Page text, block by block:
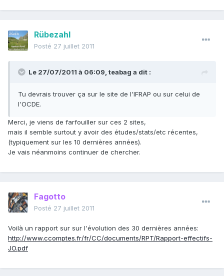
Rübezahl
Posté 27 juillet 2011
Le 27/07/2011 à 06:09, teabag a dit :
Tu devrais trouver ça sur le site de l'IFRAP ou sur celui de
l'OCDE.
Merci, je viens de farfouiller sur ces 2 sites,
mais il semble surtout y avoir des études/stats/etc récentes,
(typiquement sur les 10 dernières années).
Je vais néanmoins continuer de chercher.
Fagotto
Posté 27 juillet 2011
Voilà un rapport sur sur l'évolution des 30 dernières années:
http://www.ccomptes.fr/fr/CC/documents/RPT/Rapport-effectifs-
JO.pdf